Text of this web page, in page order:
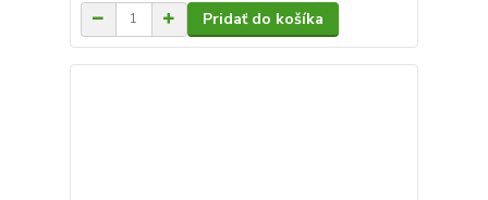
Pridať do košíka